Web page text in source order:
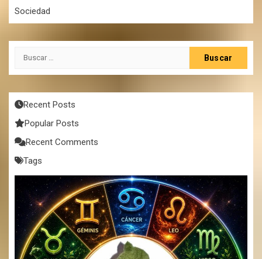
Sociedad
Buscar:
Recent Posts
Popular Posts
Recent Comments
Tags